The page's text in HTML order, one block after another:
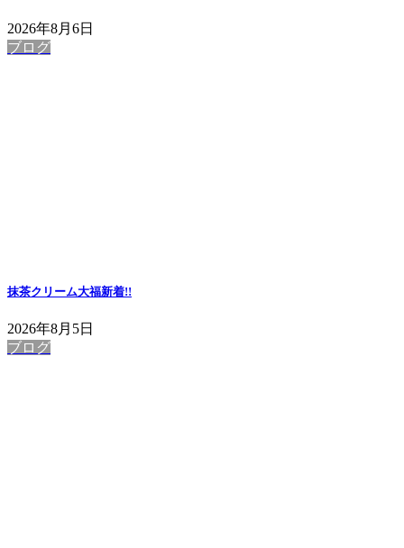
2026年8月6日
ブログ
抹茶クリーム大福新着!!
2026年8月5日
ブログ